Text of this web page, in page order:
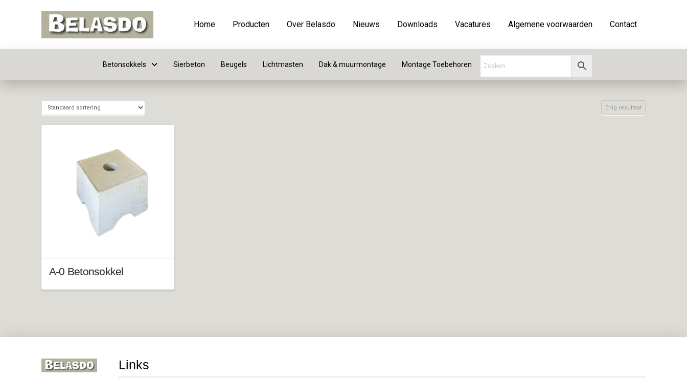
Home Producten Over Belasdo Nieuws Downloads Vacatures Algemene voorwaarden Contact
Betonsokkels Sierbeton Beugels Lichtmasten Dak & muurmontage Montage Toebehoren
Enig resultaat
A-0 Betonsokkel
Links